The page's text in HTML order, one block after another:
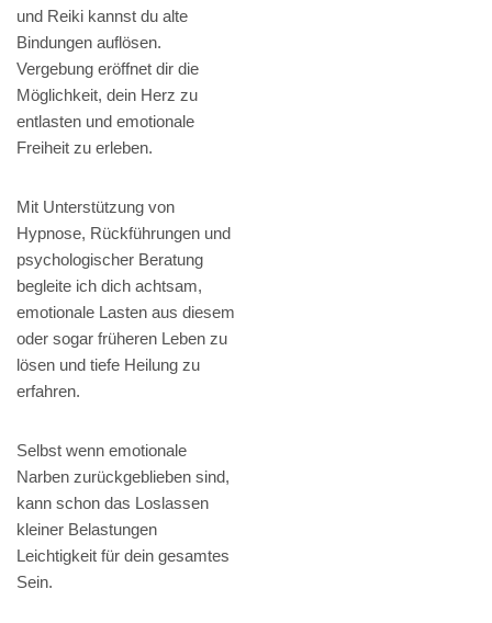
und Reiki kannst du alte
Bindungen auflösen.
Vergebung eröffnet dir die
Möglichkeit, dein Herz zu
entlasten und emotionale
Freiheit zu erleben.
Mit Unterstützung von
Hypnose, Rückführungen und
psychologischer Beratung
begleite ich dich achtsam,
emotionale Lasten aus diesem
oder sogar früheren Leben zu
lösen und tiefe Heilung zu
erfahren.
Selbst wenn emotionale
Narben zurückgeblieben sind,
kann schon das Loslassen
kleiner Belastungen
Leichtigkeit für dein gesamtes
Sein.